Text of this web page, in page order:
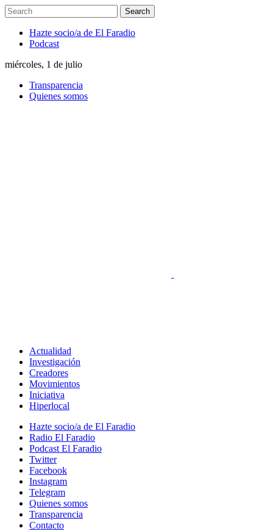
Hazte socio/a de El Faradio
Podcast
miércoles, 1 de julio
Transparencia
Quienes somos
Actualidad
Investigación
Creadores
Movimientos
Iniciativa
Hiperlocal
Hazte socio/a de El Faradio
Radio El Faradio
Podcast El Faradio
Twitter
Facebook
Instagram
Telegram
Quienes somos
Transparencia
Contacto